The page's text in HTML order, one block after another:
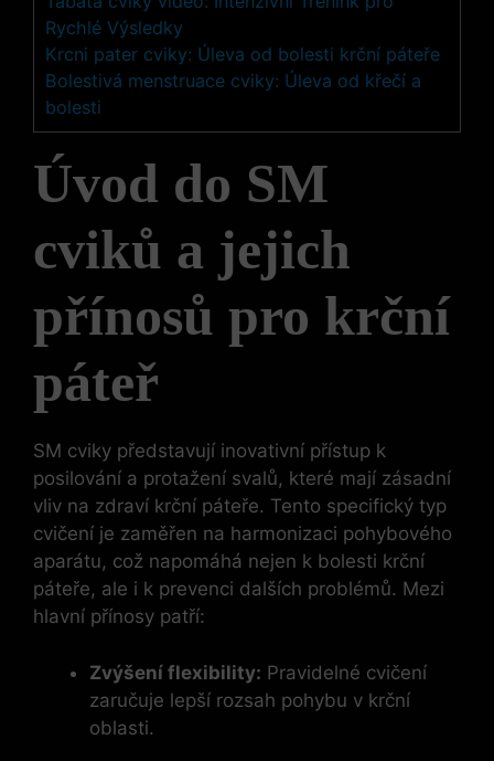
Rychlé Výsledky
Krcni pater cviky: Úleva od bolesti krční páteře
Bolestivá menstruace cviky: Úleva od křečí a
bolesti
Úvod do SM
cviků a‍ jejich
přínosů‌ pro krční
páteř
SM cviky představují inovativní přístup k
posilování a ‍protažení svalů, které‌ mají zásadní
vliv na zdraví‍ krční páteře. Tento specifický typ
cvičení je ⁢zaměřen na harmonizaci pohybového⁢
aparátu, ​což napomáhá nejen k bolesti krční
páteře, ale i k prevenci ​dalších problémů. Mezi
hlavní přínosy patří:
Zvýšení flexibility: Pravidelné cvičení
zaručuje lepší rozsah pohybu v krční
oblasti.